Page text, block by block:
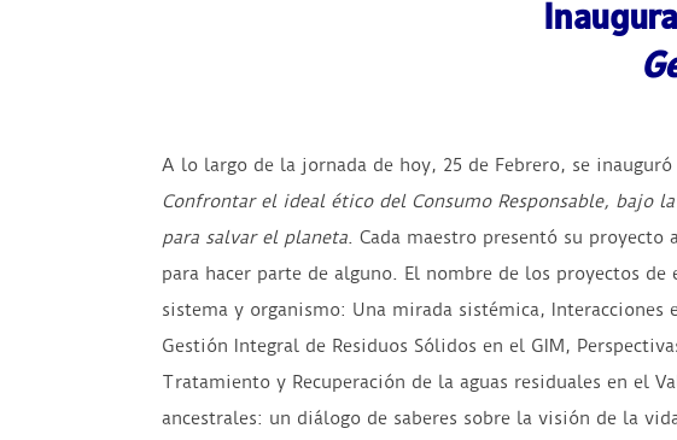
A lo largo de la jornada de hoy, 25 de Febrero, se
Confrontar el ideal ético del Consumo Responsable, bajo
para salvar elplaneta. Cada maestro presentó su proyecto
para hacer parte de alguno. El nombre de los proyectos
sistema y organismo: Una mirada sistémica,
Gestión Integral de Residuos Sólidos en el GIM,
Tratamiento y Recuperación de la aguas residuales en el
ancestrales: un diálogo de saberes sobre la visión de la